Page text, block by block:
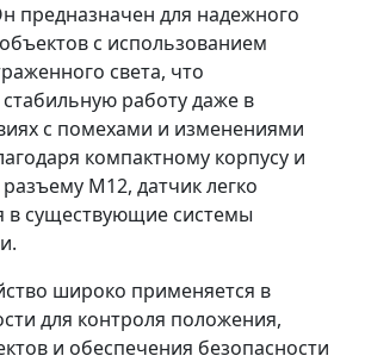
предназначен для надежного
с использованием
света, что
работу даже в
с помехами и изменениями
компактному корпусу и
M12, датчик легко
в существующие системы
широко применяется в
для контроля положения,
и обеспечения безопасности